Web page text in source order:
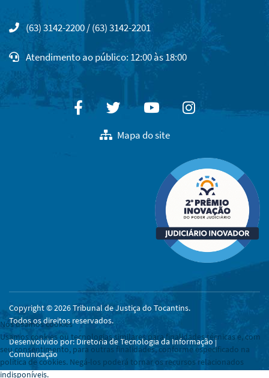
(63) 3142-2200 / (63) 3142-2201
Atendimento ao público: 12:00 às 18:00
FacebookTwitterYoutubeInstagram
Mapa do site
Copyright © 2026 Tribunal de Justiça do Tocantins.
Todos os direitos reservados.
Desenvolvido por: Diretoria de Tecnologia da Informação |
Comunicação
Nós usamos cookies
Usamos cookies ou tecnologias similares para finalidades técnicas e, com
seu consentimento, para outras finalidades, conforme especificado na
política de cookies. Negá-los poderá tornar os recursos relacionados
indisponíveis.